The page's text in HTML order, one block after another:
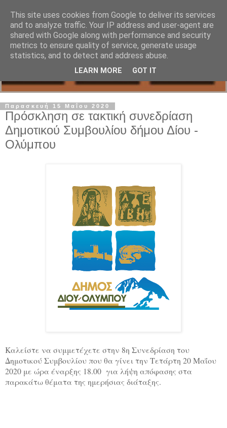
Παρασκευή 15 Μαΐου 2020
Πρόσκληση σε τακτική συνεδρίαση
Δημοτικού Συμβουλίου δήμου Δίου -
Ολύμπου
Καλείστε να συμμετέχετε στην 8η Συνεδρίαση του
Δημοτικού Συμβουλίου που θα γίνει την Τετάρτη 20 Μαΐου
2020 με ώρα έναρξης 18.00 για λήψη απόφασης στα
παρακάτω θέματα της ημερήσιας διάταξης.
This site uses cookies from Google to deliver its services
and to analyze traffic. Your IP address and user-agent are
shared with Google along with performance and security
metrics to ensure quality of service, generate usage
statistics, and to detect and address abuse.
LEARN MORE GOT IT